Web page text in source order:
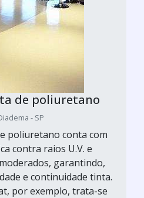
de poliuretano
- SP
poliuretano conta com
contra raios U.V. e
garantindo,
e continuidade tinta.
por exemplo, trata-se